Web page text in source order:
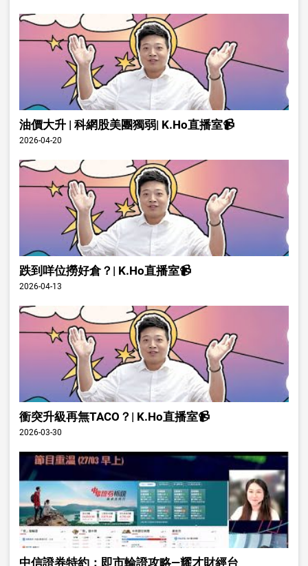
油價大升 | 科網股美團獨弱| K.Ho直播室📹
2026-04-20
跌到咩位撈好倉？| K.Ho直播室📹
2026-04-13
衝突升級再無TACO？| K.Ho直播室📹
2026-03-30
中信證券特約：即市輪證攻略—耀才財經台